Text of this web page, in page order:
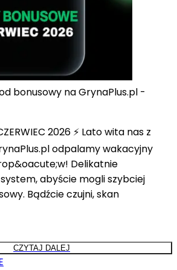
bonusowy na GrynaPlus.pl -
2026 ⚡ Lato wita nas z
odpalamy wakacyjny
Delikatnie
abyście mogli szybciej
Bądźcie czujni, skan
CZYTAJ DALEJ